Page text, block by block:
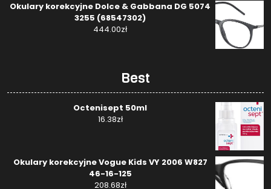
Okulary korekcyjne Dolce & Gabbana DG 5074
3255 (68547302)
444.00zł
Best
Octenisept 50ml
16.38zł
Okulary korekcyjne Vogue Kids VY 2006 W827
46-16-125
208.68zł